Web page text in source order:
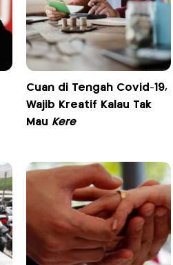
Cuan di Tengah Covid-19,
Wajib Kreatif Kalau Tak
Mau Kere